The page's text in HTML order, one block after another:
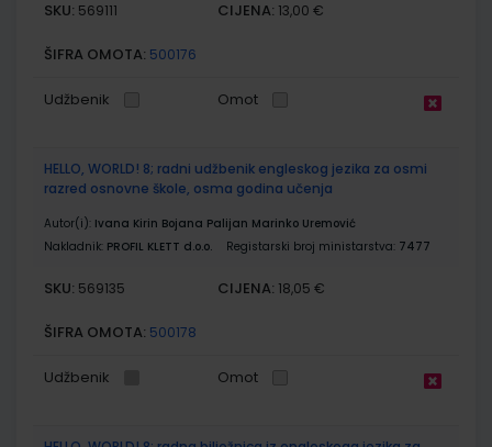
SKU: 569111 CIJENA: 13,00 €
ŠIFRA OMOTA: 500176
Udžbenik Omot
HELLO, WORLD! 8; radni udžbenik engleskog jezika za osmi
razred osnovne škole, osma godina učenja
Autor(i): Ivana Kirin Bojana Palijan Marinko Uremović
Nakladnik: PROFIL KLETT d.o.o. Registarski broj ministarstva: 7477
SKU: 569135 CIJENA: 18,05 €
ŠIFRA OMOTA: 500178
Udžbenik Omot